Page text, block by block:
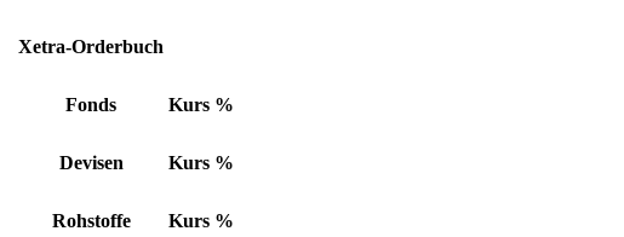
Xetra-Orderbuch
Fonds Kurs %
Devisen Kurs %
Rohstoffe Kurs %